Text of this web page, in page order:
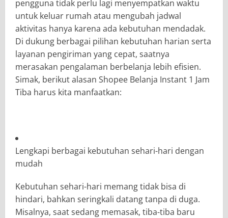
pengguna tidak perlu lagi menyempatkan waktu
untuk keluar rumah atau mengubah jadwal
aktivitas hanya karena ada kebutuhan mendadak.
Di dukung berbagai pilihan kebutuhan harian serta
layanan pengiriman yang cepat, saatnya
merasakan pengalaman berbelanja lebih efisien.
Simak, berikut alasan Shopee Belanja Instant 1 Jam
Tiba harus kita manfaatkan:
Lengkapi berbagai kebutuhan sehari-hari dengan
mudah
Kebutuhan sehari-hari memang tidak bisa di
hindari, bahkan seringkali datang tanpa di duga.
Misalnya, saat sedang memasak, tiba-tiba baru